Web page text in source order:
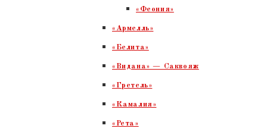
«Феония»
«Армелль»
«Белита»
«Видана» — Саквояж
«Гретель»
«Камалия»
«Рета»